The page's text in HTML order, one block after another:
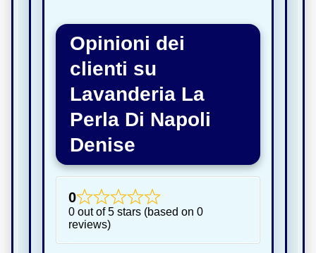
Opinioni dei
clienti su
Lavanderia La
Perla Di Napoli
Denise
0
0 out of 5 stars (based on 0
reviews)